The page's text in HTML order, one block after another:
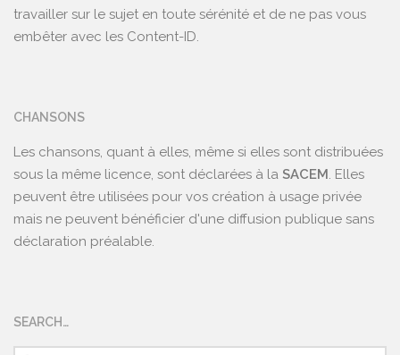
travailler sur le sujet en toute sérénité et de ne pas vous
embêter avec les Content-ID.
CHANSONS
Les chansons, quant à elles, même si elles sont distribuées
sous la même licence, sont déclarées à la SACEM. Elles
peuvent être utilisées pour vos création à usage privée
mais ne peuvent bénéficier d'une diffusion publique sans
déclaration préalable.
SEARCH…